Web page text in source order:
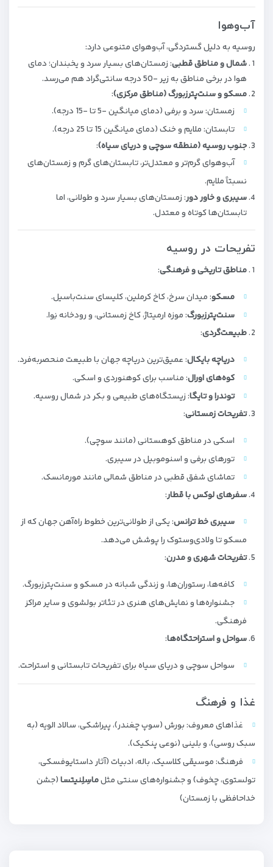
آب‌وهوا
روسیه به دلیل گستردگی، آب‌وهوای متنوعی دارد:
شمال و مناطق قطبی: زمستان‌های بسیار سرد و یخبندان؛ دمای
هوا در برخی مناطق به زیر -50 درجه سانتی‌گراد هم می‌رسد.
مسکو و سنت‌پترزبورگ (مناطق مرکزی):
زمستان: سرد و برفی (دمای میانگین -5 تا -15 درجه).
تابستان: ملایم و خنک (دمای میانگین 15 تا 25 درجه).
جنوب روسیه (منطقه سوچی و دریای سیاه):
آب‌وهوای گرم‌تر و معتدل‌تر، تابستان‌های گرم و زمستان‌های
نسبتاً ملایم.
سیبری و خاور دور: زمستان‌های بسیار سرد و طولانی، اما
تابستان‌ها کوتاه و معتدل.
تفریحات در روسیه
مناطق تاریخی و فرهنگی:
مسکو: میدان سرخ، کاخ کرملین، کلیسای سنت‌باسیل.
سنت‌پترزبورگ: موزه ارمیتاژ، کاخ زمستانی، و رودخانه نِوا.
طبیعت‌گردی:
دریاچه بایکال: عمیق‌ترین دریاچه جهان با طبیعت منحصربه‌فرد.
کوه‌های اورال: مناسب برای کوهنوردی و اسکی.
توندرا و تایگا: زیستگاه‌های طبیعی و بکر در شمال روسیه.
تفریحات زمستانی:
اسکی در مناطق کوهستانی (مانند سوچی).
تورهای برفی و اسنوموبیل در سیبری.
تماشای شفق قطبی در مناطق شمالی مانند مورمانسک.
سفرهای لوکس با قطار:
سیبری خط ترانس: یکی از طولانی‌ترین خطوط راه‌آهن جهان که از
مسکو تا ولادی‌وستوک را پوشش می‌دهد.
تفریحات شهری و مدرن:
کافه‌ها، رستوران‌ها، و زندگی شبانه در مسکو و سنت‌پترزبورگ.
جشنواره‌ها و نمایش‌های هنری در تئاتر بولشوی و سایر مراکز
فرهنگی.
سواحل و استراحتگاه‌ها:
سواحل سوچی و دریای سیاه برای تفریحات تابستانی و استراحت.
غذا و فرهنگ
غذاهای معروف: بورش (سوپ چغندر)، پیراشکی، سالاد الویه (به
سبک روسی)، و بلینی (نوعی پنکیک).
فرهنگ: موسیقی کلاسیک، باله، ادبیات (آثار داستایوفسکی،
تولستوی، چخوف) و جشنواره‌های سنتی مثلماسِلِنیتسا(جشن
خداحافظی با زمستان)